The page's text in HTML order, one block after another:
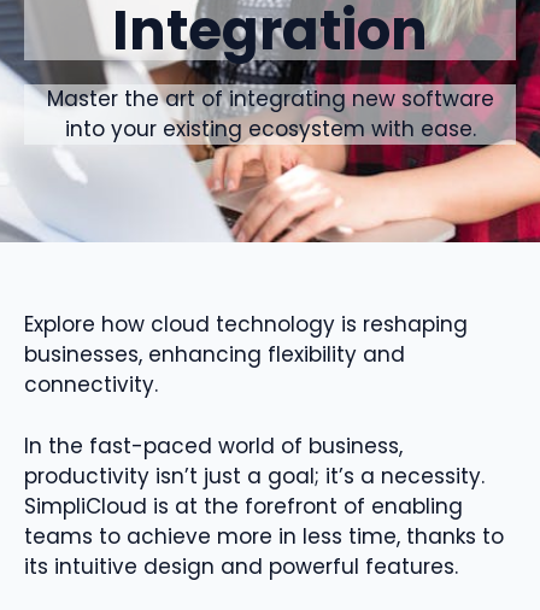
Integration
Master the art of integrating new software
into your existing ecosystem with ease.
Explore how cloud technology is reshaping
businesses, enhancing flexibility and
connectivity.
In the fast-paced world of business,
productivity isn’t just a goal; it’s a necessity.
SimpliCloud is at the forefront of enabling
teams to achieve more in less time, thanks to
its intuitive design and powerful features.